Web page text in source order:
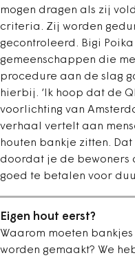
mogen dragen als zij
criteria. Zij worden
gecontroleerd. Bigi
gemeenschappen die
procedure aan de slag
hierbij. ‘Ik hoop dat de
voorlichting van
verhaal vertelt aan
houten bankje zitten.
doordat je de bewoners
goed te betalen voor
Eigen hout eerst?
Waarom moeten
worden gemaakt? We